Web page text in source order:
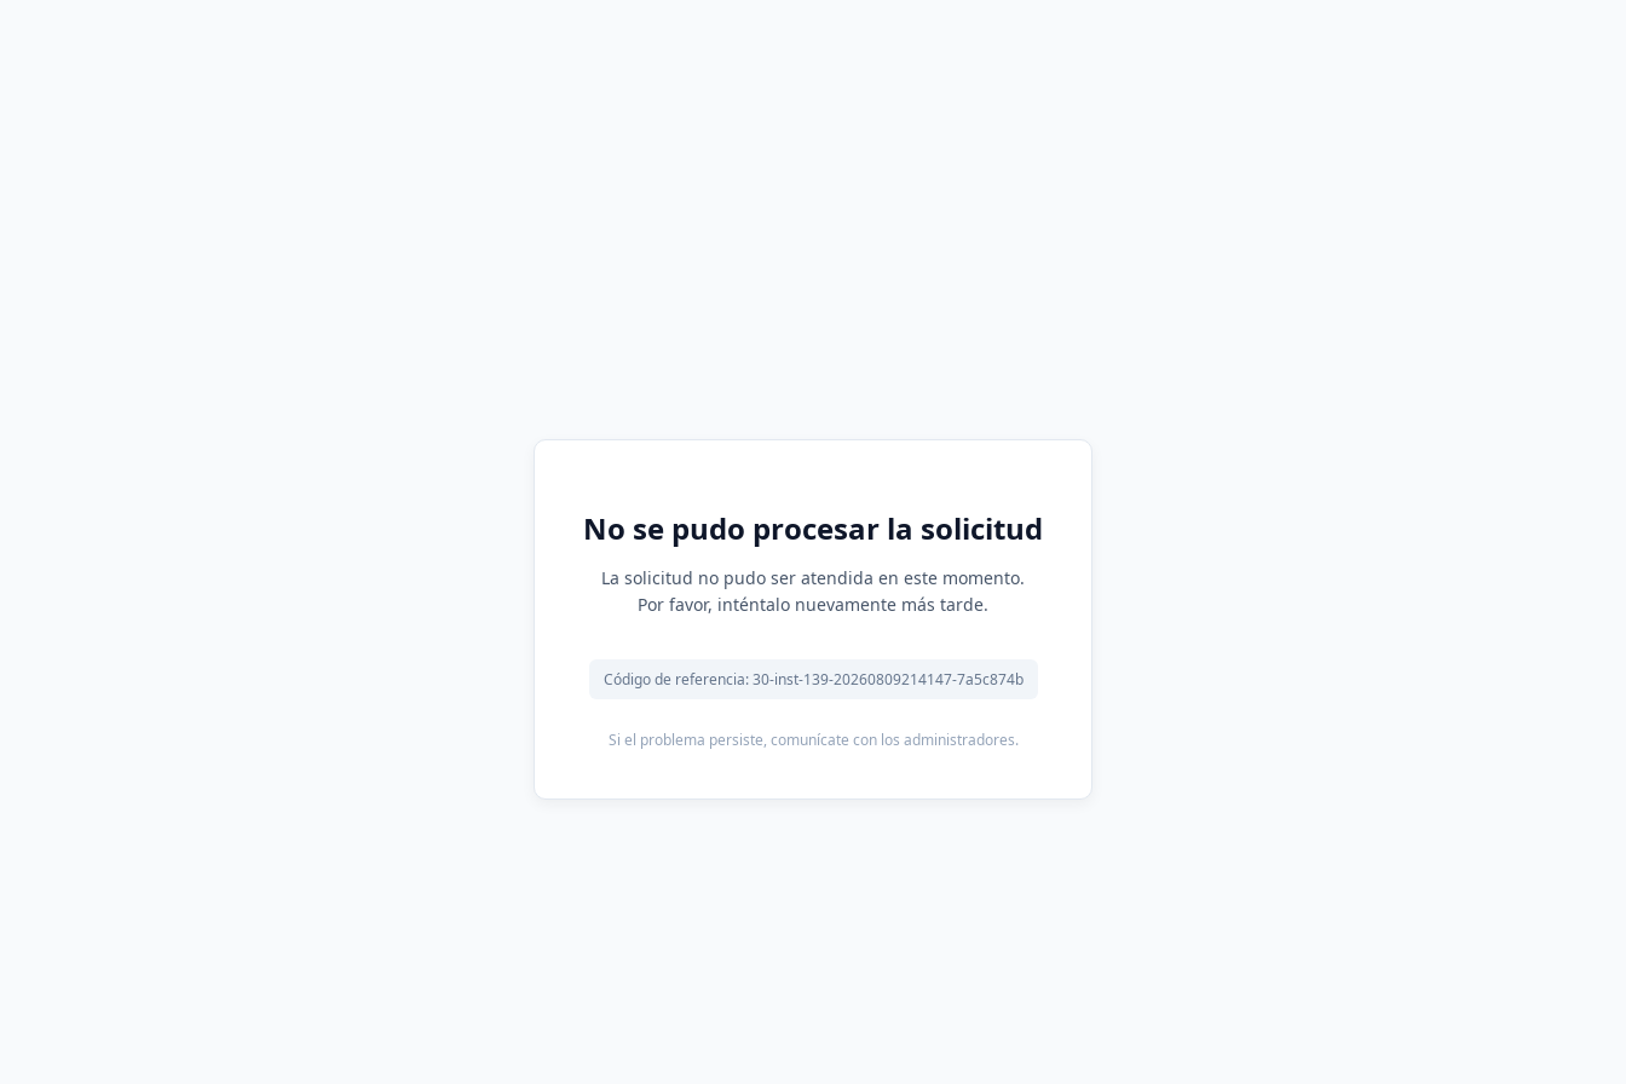
No se pudo procesar la solicitud
La solicitud no pudo ser atendida en este momento.
Por favor, inténtalo nuevamente más tarde.
Código de referencia: 30-inst-139-20260809214147-7a5c874b
Si el problema persiste, comunícate con los administradores.